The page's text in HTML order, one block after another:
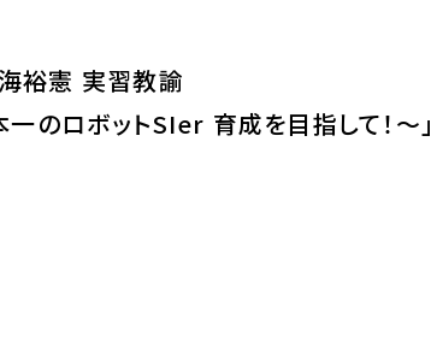
裕憲 実習教諭
ロボットSIer 育成を目指して！～」